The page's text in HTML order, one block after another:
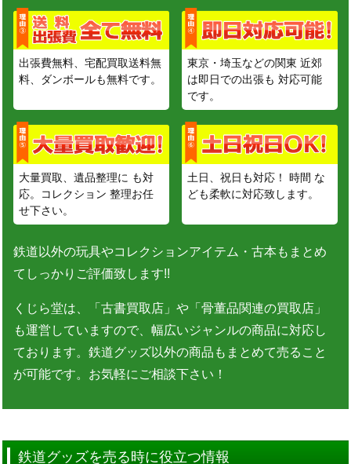
出張費無料、宅配買取送料無
料、ダンボールも無料です。
東京・埼玉などの関東 近郊
は即日での出張も 対応可能
です。
大量買取、遺品整理に も対
応。コレクション 整理お任
せ下さい。
土日、祝日も対応！ 時間 な
ども柔軟に対応致します。
鉄道以外の玩具やコレクションアイテム・古本もまとめ
てしっかりご評価致します!!
くじら堂は、「古書買取店」や「骨董品関連の買取店」
も運営していますので、幅広いジャンルの商品に対応し
ております。鉄道グッズ以外の商品もまとめて売ること
が可能です。お気軽にご相談下さい！
鉄道グッズを売る時に役立つ情報